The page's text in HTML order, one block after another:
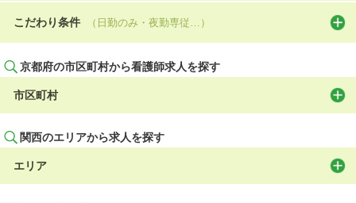
こだわり条件 （日勤のみ・夜勤専従…）
京都府の市区町村から看護師求人を探す
市区町村
関西のエリアから求人を探す
エリア